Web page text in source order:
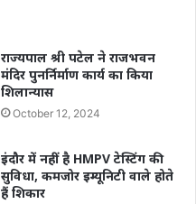
राज्यपाल श्री पटेल ने राजभवन
मंदिर पुनर्निर्माण कार्य का किया
शिलान्यास
October 12, 2024
इंदौर में नहीं है HMPV टेस्टिंग की
सुविधा, कमजोर इम्यूनिटी वाले होते
हैं शिकार